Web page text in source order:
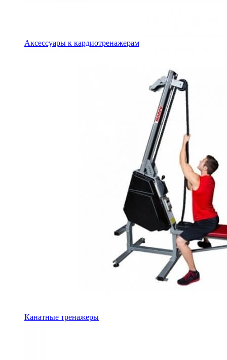
Аксессуары к кардиотренажерам
Канатные тренажеры